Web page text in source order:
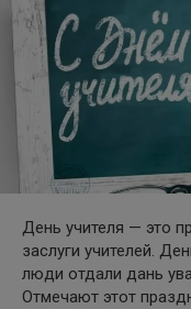
День учителя — это
заслуги учителей.
люди отдали дань
Отмечают этот